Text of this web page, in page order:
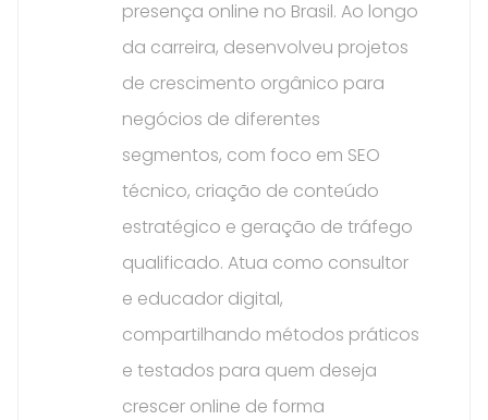
presença online no Brasil. Ao longo
da carreira, desenvolveu projetos
de crescimento orgânico para
negócios de diferentes
segmentos, com foco em SEO
técnico, criação de conteúdo
estratégico e geração de tráfego
qualificado. Atua como consultor
e educador digital,
compartilhando métodos práticos
e testados para quem deseja
crescer online de forma